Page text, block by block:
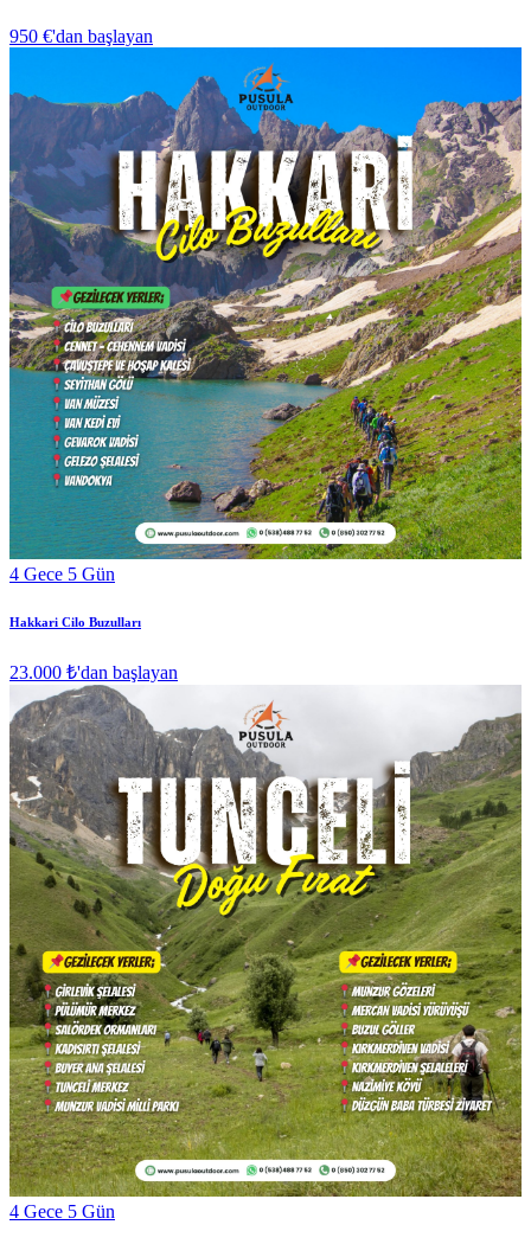
950 €'dan başlayan
4 Gece 5 Gün
Hakkari Cilo Buzulları
23.000 ₺'dan başlayan
4 Gece 5 Gün